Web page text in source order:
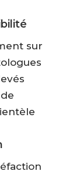
sur